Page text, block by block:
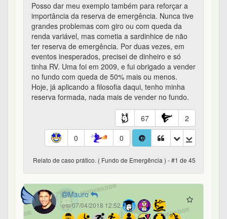
Posso dar meu exemplo também para reforçar a
importância da reserva de emergência. Nunca tive
grandes problemas com giro ou com queda da
renda variável, mas cometia a sardinhice de não
ter reserva de emergência. Por duas vezes, em
eventos inesperados, precisei de dinheiro e só
tinha RV. Uma foi em 2009, e fui obrigado a vender
no fundo com queda de 50% mais ou menos.
Hoje, já aplicando a filosofia daqui, tenho minha
reserva formada, nada mais de vender no fundo.
67
2
0
0
Relato de caso prático. ( Fundo de Emergência ) - #1 de 45
Mauro
em 07/04/2018 12:52